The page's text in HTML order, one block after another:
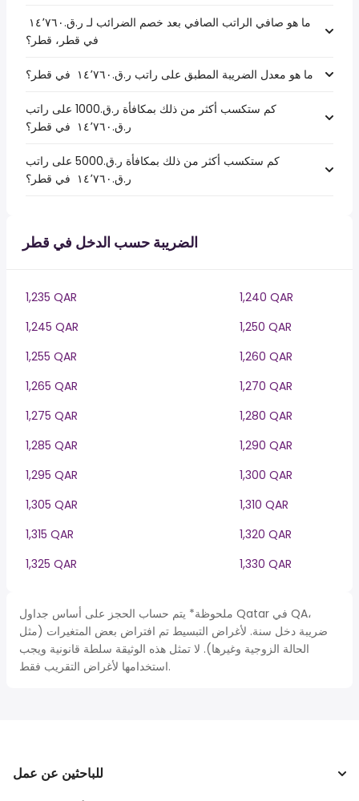
في قطر، قطر؟
ما هو معدل الضريبة المطبق على راتب ر.ق.‏١٤٬٧٦٠ ‏ في قطر؟
كم ستكسب أكثر من ذلك بمكافأة ر.ق.1000 على راتب
ر.ق.‏١٤٬٧٦٠ ‏ في قطر؟
كم ستكسب أكثر من ذلك بمكافأة ر.ق.5000 على راتب
ر.ق.‏١٤٬٧٦٠ ‏ في قطر؟
الضريبة حسب الدخل في قطر
1,235 QAR
1,240 QAR
1,245 QAR
1,250 QAR
1,255 QAR
1,260 QAR
1,265 QAR
1,270 QAR
1,275 QAR
1,280 QAR
1,285 QAR
1,290 QAR
1,295 QAR
1,300 QAR
1,305 QAR
1,310 QAR
1,315 QAR
1,320 QAR
1,325 QAR
1,330 QAR
ملحوظة* يتم حساب الحجز على أساس جداول Qatar في QA،
ضريبة دخل سنة. لأغراض التبسيط تم افتراض بعض المتغيرات (مثل
الحالة الزوجية وغيرها). لا تمثل هذه الوثيقة سلطة قانونية ويجب
استخدامها لأغراض التقريب فقط.
للباحثين عن عمل